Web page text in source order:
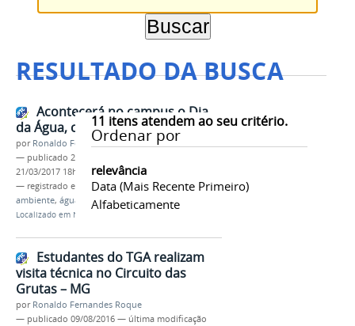
RESULTADO DA BUSCA
11 itens atendem ao seu critério.
Ordenar por
relevância
Data (mais Recente Primeiro)
Alfabeticamente
Acontecerá no campus o Dia
da Água, com apoio do IEF
por Ronaldo Fernandes Roque
— publicado 21/03/2017
21/03/2017 18h55
— registrado em:
evento ,gestão ambiental, meio
ambiente, água palestra
Localizado em Notícias
Estudantes do TGA realizam
visita técnica no Circuito das
Grutas – MG
por Ronaldo Fernandes Roque
— publicado 09/08/2016 — última modificação